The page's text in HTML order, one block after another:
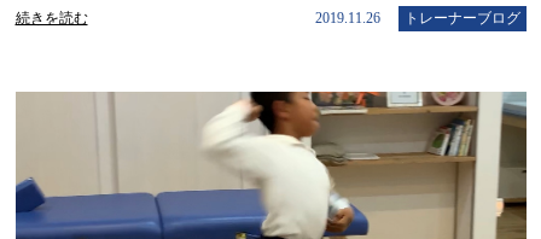
続きを読む 2019.11.26 トレーナーブログ